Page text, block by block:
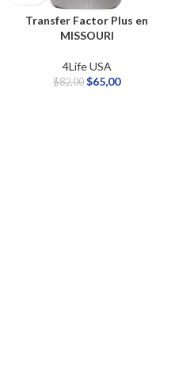
Transfer Factor Plus en
MISSOURI
4Life USA
$82,00 $65,00